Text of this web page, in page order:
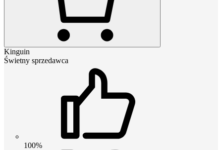
Kinguin
Świetny sprzedawca
100%